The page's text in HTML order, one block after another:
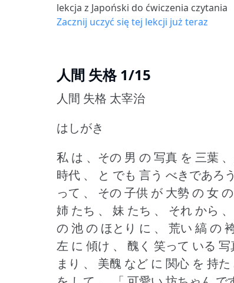
lekcja z Japoński do ćwiczenia czytania
Zacznij uczyć się tej lekcji już teraz
人間 失格 1/15
人間 失格 太宰治
はしがき
私 は 、その 男 の 写真 を 三葉 、
時代 、 と でも 言う べきであろ
って 、 その 子供 が 大勢 の 女
姉 たち 、 妹 たち 、 それ から
の 池 の ほとり に 、 荒い 縞 の
左 に 傾け 、 醜く 笑って いる 写
まり 、 美醜 など に 関心 を 持